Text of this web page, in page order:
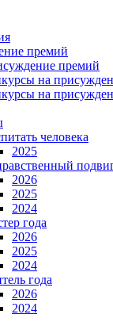
премий
премий
на
на
человека
2025
2026
2025
2024
года
2026
2025
2024
года
2026
2024